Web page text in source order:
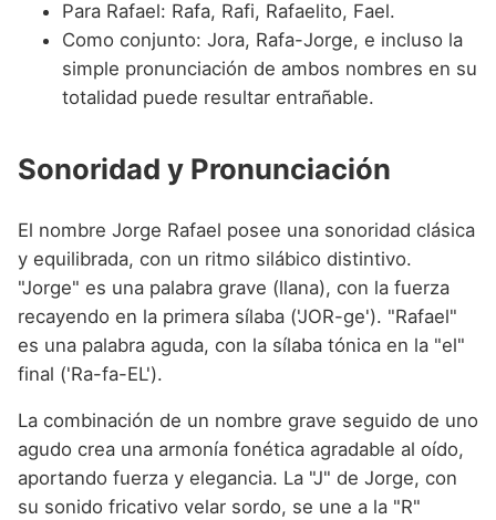
Para Rafael: Rafa, Rafi, Rafaelito, Fael.
Como conjunto: Jora, Rafa-Jorge, e incluso la
simple pronunciación de ambos nombres en su
totalidad puede resultar entrañable.
Sonoridad y Pronunciación
El nombre Jorge Rafael posee una sonoridad clásica
y equilibrada, con un ritmo silábico distintivo.
"Jorge" es una palabra grave (llana), con la fuerza
recayendo en la primera sílaba ('JOR-ge'). "Rafael"
es una palabra aguda, con la sílaba tónica en la "el"
final ('Ra-fa-EL').
La combinación de un nombre grave seguido de uno
agudo crea una armonía fonética agradable al oído,
aportando fuerza y elegancia. La "J" de Jorge, con
su sonido fricativo velar sordo, se une a la "R"